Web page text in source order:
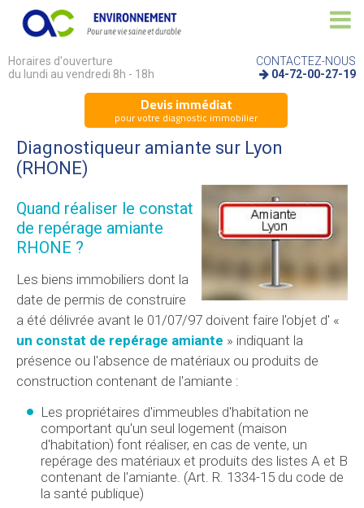
Horaires d'ouverture
du lundi au vendredi 8h - 18h
CONTACTEZ-NOUS
04-72-00-27-19
Devis immédiat
pour votre diagnostic immobilier
Diagnostiqueur amiante sur Lyon
(RHONE)
Quand réaliser le constat
de repérage amiante
RHONE ?
Les biens immobiliers dont la
date de permis de construire
a été délivrée avant le 01/07/97 doivent faire l'objet d' «
un constat de repérage amiante » indiquant la
présence ou l'absence de matériaux ou produits de
construction contenant de l'amiante :
Les propriétaires d'immeubles d'habitation ne
comportant qu'un seul logement (maison
d'habitation) font réaliser, en cas de vente, un
repérage des matériaux et produits des listes A et B
contenant de l'amiante. (Art. R. 1334-15 du code de
la santé publique)